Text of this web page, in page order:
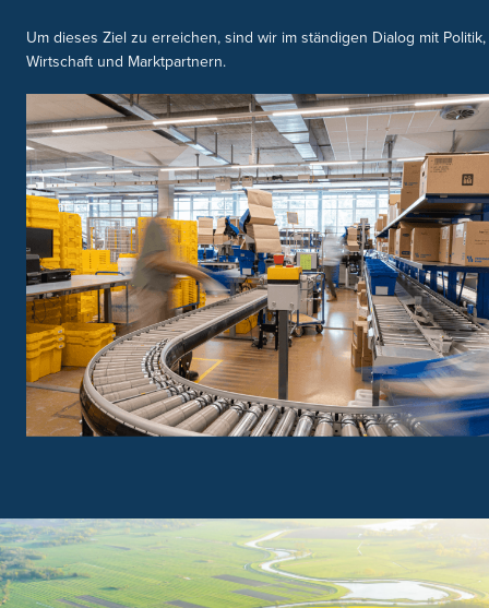
Um dieses Ziel zu erreichen, sind wir im ständigen Dialog mit Politik,
Wirtschaft und Marktpartnern.